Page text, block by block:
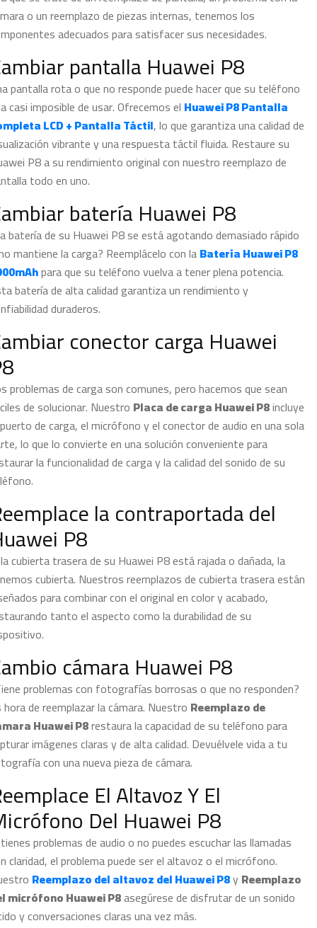
o un reemplazo de piezas internas, tenemos los
adecuados para satisfacer sus necesidades.
pantalla Huawei P8
pantalla rota o que no responde puede hacer que su teléfono
casi imposible de usar. Ofrecemos el Huawei P8 Pantalla
LCD + Pantalla Táctil, lo que garantiza una calidad de
vibrante y una respuesta táctil fluida. Restaure su
P8 a su rendimiento original con nuestro reemplazo de
todo en uno.
batería Huawei P8
batería de su Huawei P8 se está agotando demasiado rápido
mantiene la carga? Reemplácelo con laBatería Huawei P8
para que su teléfono vuelva a tener plena potencia.
batería de alta calidad garantiza un rendimiento y
duraderos.
conector carga Huawei
problemas de carga son comunes, pero hacemos que sean
de solucionar. Nuestro Placa de carga Huawei P8incluye
de carga, el micrófono y el conector de audio en una sola
lo que lo convierte en una solución conveniente para
la funcionalidad de carga y la calidad del sonido de su
la contraportada del
P8
cubierta trasera de su Huawei P8 está rajada o dañada, la
cubierta. Nuestros reemplazos de cubierta trasera están
para combinar con el original en color y acabado,
tanto el aspecto como la durabilidad de su
cámara Huawei P8
problemas con fotografías borrosas o que no responden?
hora de reemplazar la cámara. Nuestro Reemplazo de
Huawei P8restaura la capacidad de su teléfono para
imágenes claras y de alta calidad. Devuélvele vida a tu
con una nueva pieza de cámara.
El Altavoz Y El
Del Huawei P8
problemas de audio o no puedes escuchar las llamadas
claridad, el problema puede ser el altavoz o el micrófono.
Reemplazo del altavoz del Huawei P8yReemplazo
micrófono Huawei P8asegúrese de disfrutar de un sonido
y conversaciones claras una vez más.